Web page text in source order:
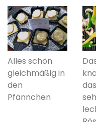
Alles schön
gleichmäßig in
den
Pfännchen